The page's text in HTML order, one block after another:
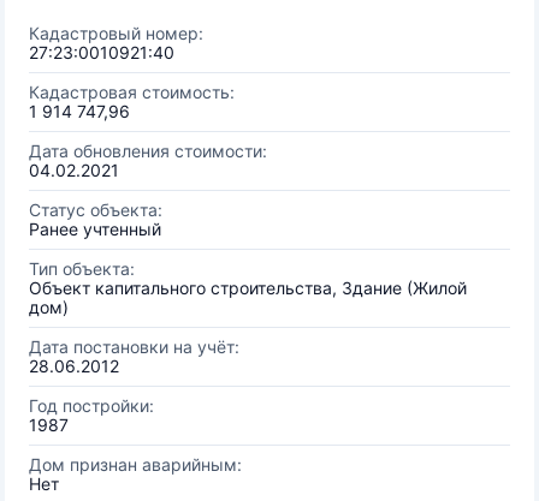
Кадастровый номер:
27:23:0010921:40
Кадастровая стоимость:
1 914 747,96
Дата обновления стоимости:
04.02.2021
Статус объекта:
Ранее учтенный
Тип объекта:
Объект капитального строительства, Здание (Жилой
дом)
Дата постановки на учёт:
28.06.2012
Год постройки:
1987
Дом признан аварийным:
Нет